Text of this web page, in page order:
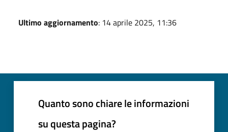
Ultimo aggiornamento: 14 aprile 2025, 11:36
Quanto sono chiare le informazioni
su questa pagina?